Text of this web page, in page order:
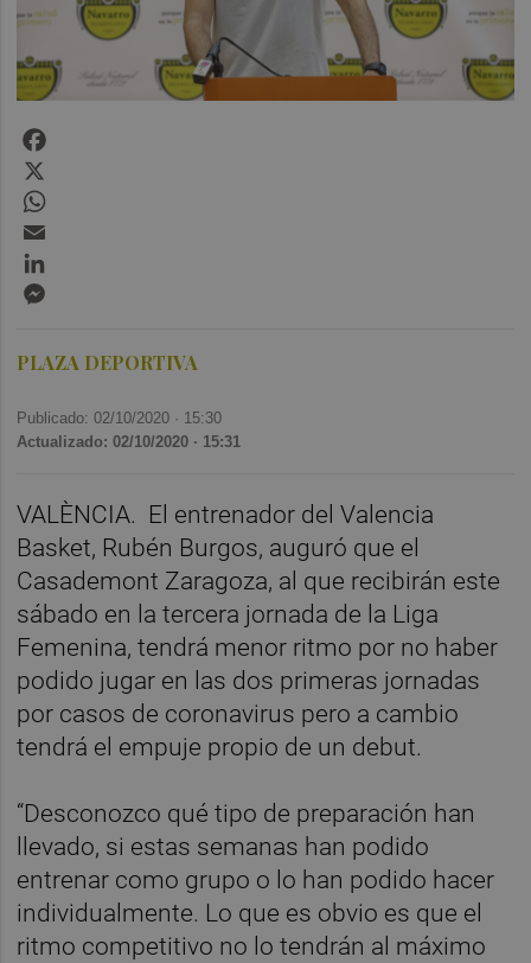
PLAZA DEPORTIVA
Publicado: 02/10/2020 · 15:30
Actualizado: 02/10/2020 · 15:31
VALÈNCIA.
El entrenador del Valencia
Basket, Rubén Burgos, auguró que el
Casademont Zaragoza, al que recibirán este
sábado en la tercera jornada de la Liga
Femenina, tendrá menor ritmo por no haber
podido jugar en las dos primeras jornadas
por casos de coronavirus pero a cambio
tendrá el empuje propio de un debut.
“Desconozco qué tipo de preparación han
llevado, si estas semanas han podido
entrenar como grupo o lo han podido hacer
individualmente. Lo que es obvio es que el
ritmo competitivo no lo tendrán al máximo